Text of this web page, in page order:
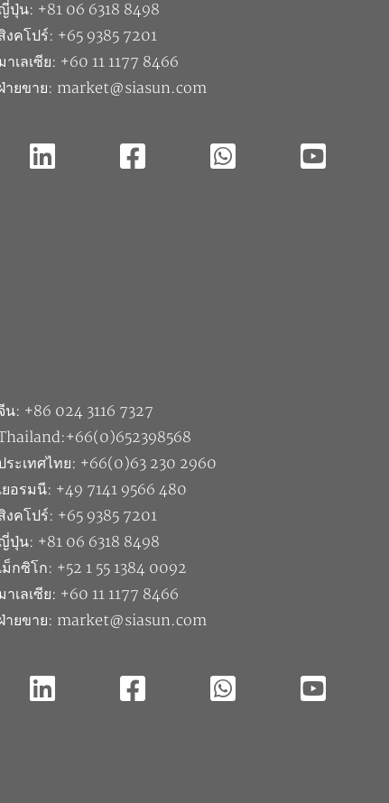
ปุ่น: +81 06 6318 8498
งคโปร์: +65 9385 7201
าเลเซีย: +60 11 1177 8466
ายขาย: market@siasun.com
น: +86 024 3116 7327
ระเทศไทย: +66(0)63 230 2960
ยอรมนี: +49 7141 9566 480
งคโปร์: +65 9385 7201
ปุ่น: +81 06 6318 8498
ม็กซิโก: +52 1 55 1384 0092
าเลเซีย: +60 11 1177 8466
ายขาย: market@siasun.com